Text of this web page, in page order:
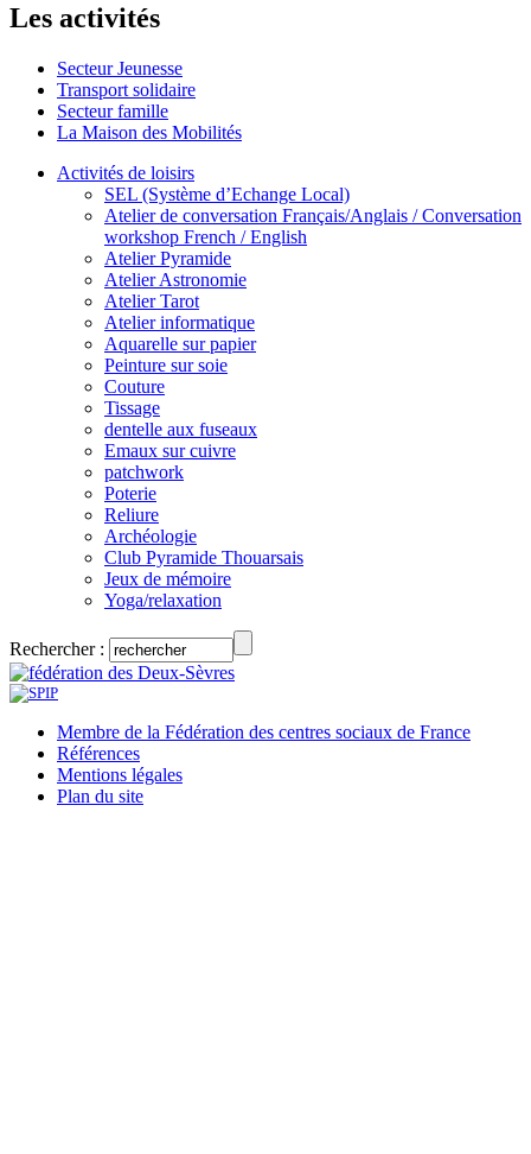
Les activités
Secteur Jeunesse
Transport solidaire
Secteur famille
La Maison des Mobilités
Activités de loisirs
SEL (Système d’Echange Local)
Atelier de conversation Français/Anglais / Conversation
workshop French / English
Atelier Pyramide
Atelier Astronomie
Atelier Tarot
Atelier informatique
Aquarelle sur papier
Peinture sur soie
Couture
Tissage
dentelle aux fuseaux
Emaux sur cuivre
patchwork
Poterie
Reliure
Archéologie
Club Pyramide Thouarsais
Jeux de mémoire
Yoga/relaxation
Rechercher :
Membre de la Fédération des centres sociaux de France
Références
Mentions légales
Plan du site